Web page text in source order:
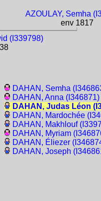
AZOULAY, Semha
env 1817
(I339798)
DAHAN, Semha
DAHAN, Anna (I346871)
DAHAN, Judas Léon
DAHAN, Mardochée
DAHAN, Makhlouf
DAHAN, Myriam
DAHAN, Éliezer
DAHAN, Joseph